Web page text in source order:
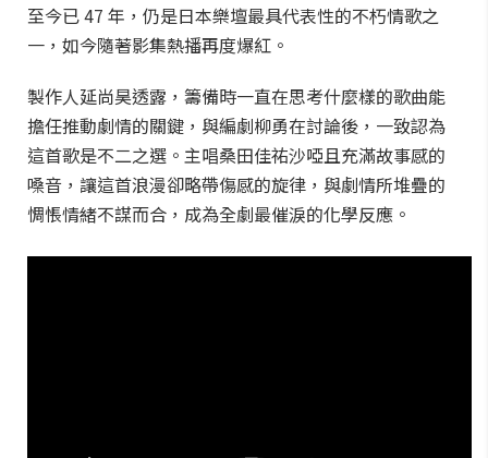
至今已 47 年，仍是日本樂壇最具代表性的不朽情歌之
一，如今隨著影集熱播再度爆紅。
製作人延尚昊透露，籌備時一直在思考什麼樣的歌曲能
擔任推動劇情的關鍵，與編劇柳勇在討論後，一致認為
這首歌是不二之選。主唱桑田佳祐沙啞且充滿故事感的
嗓音，讓這首浪漫卻略帶傷感的旋律，與劇情所堆疊的
惆悵情緒不謀而合，成為全劇最催淚的化學反應。